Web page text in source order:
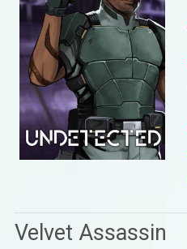
Velvet Assassin